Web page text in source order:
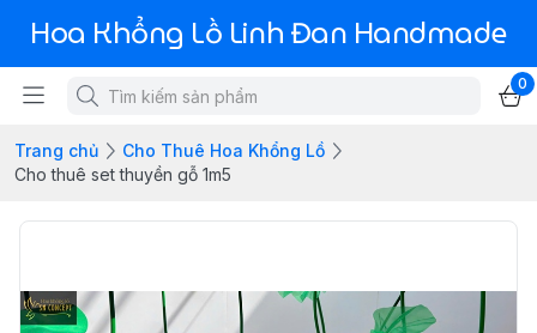
Hoa Khổng Lồ Linh Đan Handmade
0
Trang chủ
Cho Thuê Hoa Khổng Lồ
Cho thuê set thuyền gỗ 1m5